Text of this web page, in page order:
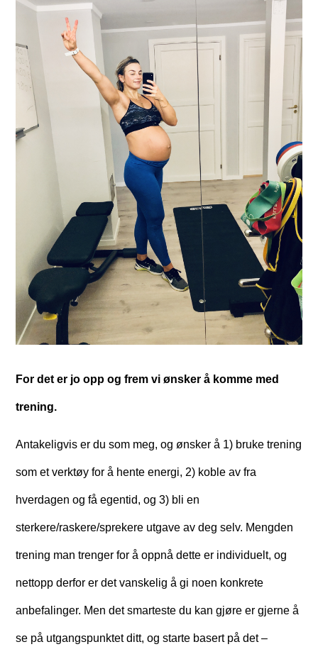
For det er jo opp og frem vi ønsker å komme med
trening.
Antakeligvis er du som meg, og ønsker å 1) bruke trening
som et verktøy for å hente energi, 2) koble av fra
hverdagen og få egentid, og 3) bli en
sterkere/raskere/sprekere utgave av deg selv. Mengden
trening man trenger for å oppnå dette er individuelt, og
nettopp derfor er det vanskelig å gi noen konkrete
anbefalinger. Men det smarteste du kan gjøre er gjerne å
se på utgangspunktet ditt, og starte basert på det –